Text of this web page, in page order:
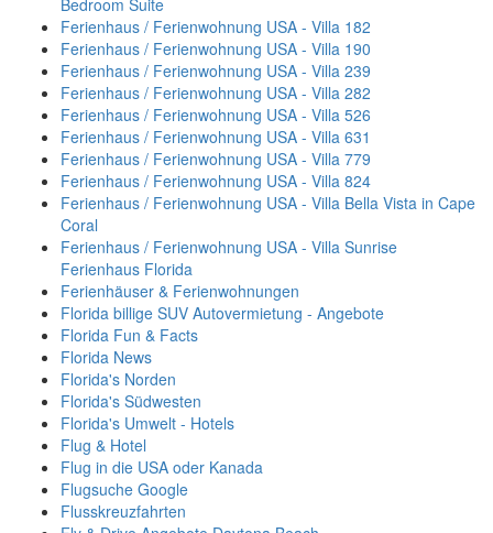
Bedroom Suite
Ferienhaus / Ferienwohnung USA - Villa 182
Ferienhaus / Ferienwohnung USA - Villa 190
Ferienhaus / Ferienwohnung USA - Villa 239
Ferienhaus / Ferienwohnung USA - Villa 282
Ferienhaus / Ferienwohnung USA - Villa 526
Ferienhaus / Ferienwohnung USA - Villa 631
Ferienhaus / Ferienwohnung USA - Villa 779
Ferienhaus / Ferienwohnung USA - Villa 824
Ferienhaus / Ferienwohnung USA - Villa Bella Vista in Cape
Coral
Ferienhaus / Ferienwohnung USA - Villa Sunrise
Ferienhaus Florida
Ferienhäuser & Ferienwohnungen
Florida billige SUV Autovermietung - Angebote
Florida Fun & Facts
Florida News
Florida's Norden
Florida's Südwesten
Florida's Umwelt - Hotels
Flug & Hotel
Flug in die USA oder Kanada
Flugsuche Google
Flusskreuzfahrten